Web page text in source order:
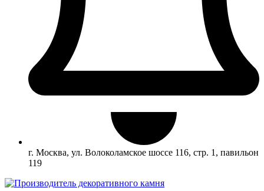
г. Москва, ул. Волоколамское шоссе 116, стр. 1, павильон
119